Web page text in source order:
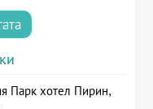
Парк хотел Пирин,